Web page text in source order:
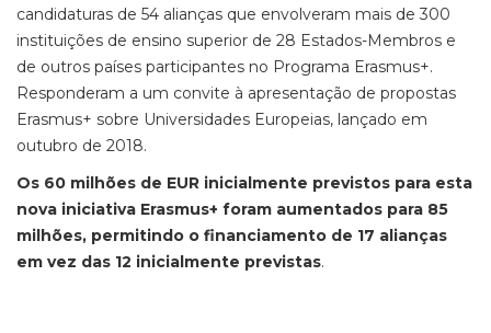
candidaturas de 54 alianças que envolveram mais de 300
instituições de ensino superior de 28 Estados-Membros e
de outros países participantes no Programa Erasmus+.
Responderam a um convite à apresentação de propostas
Erasmus+ sobre Universidades Europeias, lançado em
outubro de 2018.
Os 60 milhões de EUR inicialmente previstos para esta
nova iniciativa Erasmus+ foram aumentados para 85
milhões, permitindo o financiamento de 17 alianças
em vez das 12 inicialmente previstas.